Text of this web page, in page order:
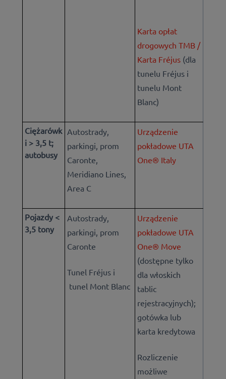
Karta opłat
drogowych TMB /
Karta Fréjus (dla
tunelu Fréjus i
tunelu Mont
Blanc)
Ciężarówk
i > 3,5 t;
autobusy
Autostrady,
parkingi, prom
Caronte,
Meridiano Lines,
Area C
Urządzenie
pokładowe UTA
One® Italy
Pojazdy <
3,5 tony
Autostrady,
parkingi, prom
Caronte
Tunel Fréjus i
tunel Mont Blanc
Urządzenie
pokładowe UTA
One® Move
(dostępne tylko
dla włoskich
tablic
rejestracyjnych);
gotówka lub
karta kredytowa
Rozliczenie
możliwe